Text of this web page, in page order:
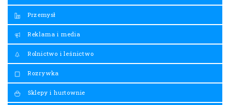
Przemysł
Reklama i media
Rolnictwo i leśnictwo
Rozrywka
Sklepy i hurtownie